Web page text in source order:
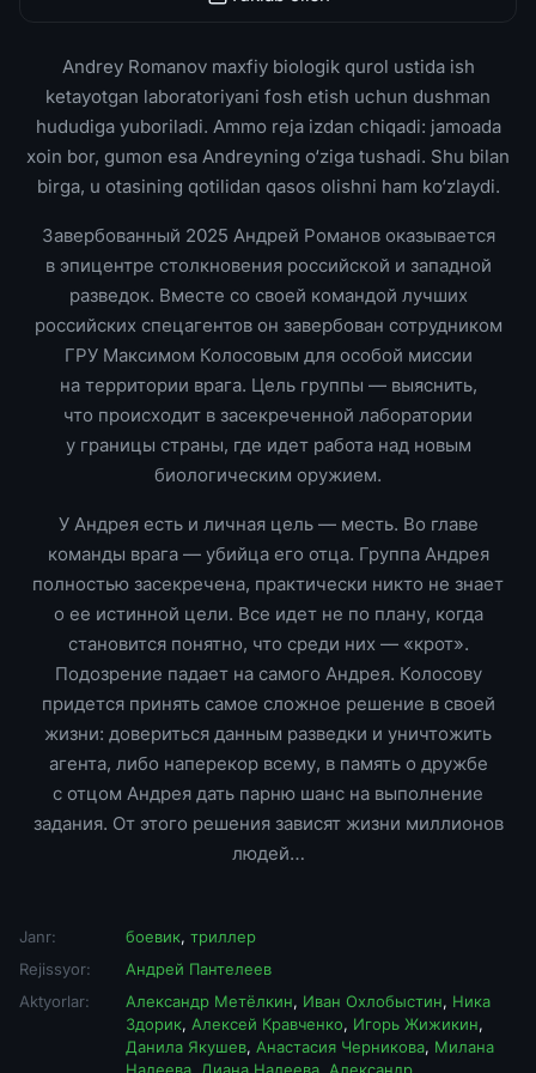
Andrey Romanov maxfiy biologik qurol ustida ish
ketayotgan laboratoriyani fosh etish uchun dushman
hududiga yuboriladi. Ammo reja izdan chiqadi: jamoada
xoin bor, gumon esa Andreyning o‘ziga tushadi. Shu bilan
birga, u otasining qotilidan qasos olishni ham ko‘zlaydi.
Завербованный 2025 Андрей Романов оказывается
в эпицентре столкновения российской и западной
разведок. Вместе со своей командой лучших
российских спецагентов он завербован сотрудником
ГРУ Максимом Колосовым для особой миссии
на территории врага. Цель группы — выяснить,
что происходит в засекреченной лаборатории
у границы страны, где идет работа над новым
биологическим оружием.
У Андрея есть и личная цель — месть. Во главе
команды врага — убийца его отца. Группа Андрея
полностью засекречена, практически никто не знает
о ее истинной цели. Все идет не по плану, когда
становится понятно, что среди них — «крот».
Подозрение падает на самого Андрея. Колосову
придется принять самое сложное решение в своей
жизни: довериться данным разведки и уничтожить
агента, либо наперекор всему, в память о дружбе
с отцом Андрея дать парню шанс на выполнение
задания. От этого решения зависят жизни миллионов
людей…
Janr: боевик, триллер
Rejissyor:
Андрей Пантелеев
Aktyorlar:
Александр Метёлкин, Иван Охлобыстин, Ника
Здорик, Алексей Кравченко, Игорь Жижикин,
Данила Якушев, Анастасия Черникова, Милана